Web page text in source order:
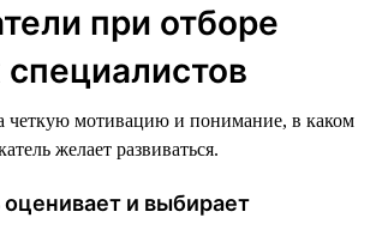
при отборе
четкую мотивацию и понимание, в каком
желает развиваться.
оценивает и выбирает